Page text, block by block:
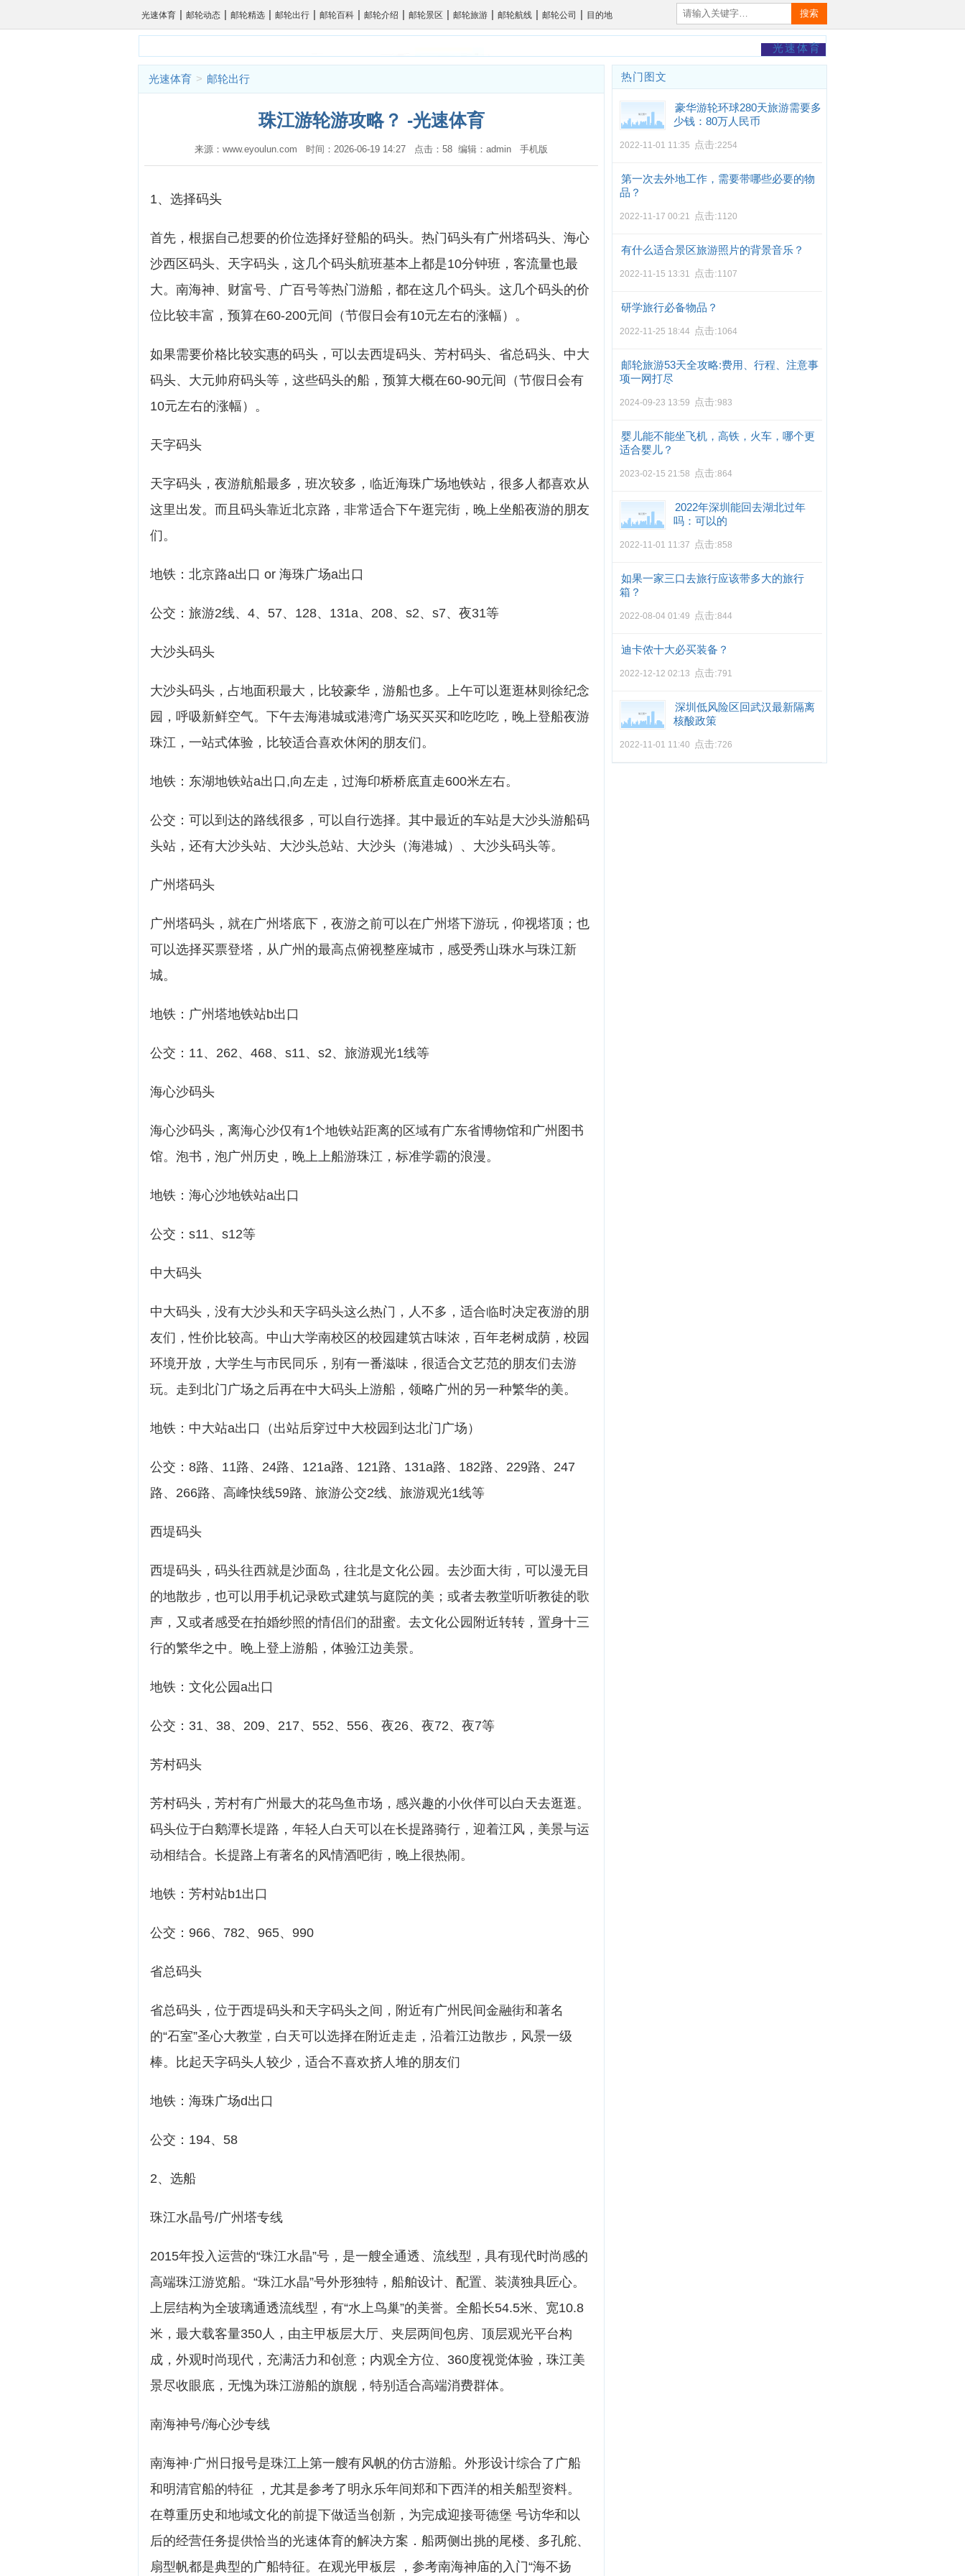
光速体育 | 邮轮动态 | 邮轮精选 | 邮轮出行 | 邮轮百科 | 邮轮介绍 | 邮轮景区 | 邮轮旅游 | 邮轮航线 | 邮轮公司 | 目的地 搜索
光速体育
光速体育 > 邮轮出行
珠江游轮游攻略？ -光速体育
来源：www.eyoulun.com 时间：2026-06-19 14:27 点击：58 编辑：admin 手机版
1、选择码头
首先，根据自己想要的价位选择好登船的码头。热门码头有广州塔码头、海心
沙西区码头、天字码头，这几个码头航班基本上都是10分钟班，客流量也最
大。南海神、财富号、广百号等热门游船，都在这几个码头。这几个码头的价
位比较丰富，预算在60-200元间（节假日会有10元左右的涨幅）。
如果需要价格比较实惠的码头，可以去西堤码头、芳村码头、省总码头、中大
码头、大元帅府码头等，这些码头的船，预算大概在60-90元间（节假日会有
10元左右的涨幅）。
天字码头
天字码头，夜游航船最多，班次较多，临近海珠广场地铁站，很多人都喜欢从
这里出发。而且码头靠近北京路，非常适合下午逛完街，晚上坐船夜游的朋友
们。
地铁：北京路a出口 or 海珠广场a出口
公交：旅游2线、4、57、128、131a、208、s2、s7、夜31等
大沙头码头
大沙头码头，占地面积最大，比较豪华，游船也多。上午可以逛逛林则徐纪念
园，呼吸新鲜空气。下午去海港城或港湾广场买买买和吃吃吃，晚上登船夜游
珠江，一站式体验，比较适合喜欢休闲的朋友们。
地铁：东湖地铁站a出口,向左走，过海印桥桥底直走600米左右。
公交：可以到达的路线很多，可以自行选择。其中最近的车站是大沙头游船码
头站，还有大沙头站、大沙头总站、大沙头（海港城）、大沙头码头等。
广州塔码头
广州塔码头，就在广州塔底下，夜游之前可以在广州塔下游玩，仰视塔顶；也
可以选择买票登塔，从广州的最高点俯视整座城市，感受秀山珠水与珠江新
城。
地铁：广州塔地铁站b出口
公交：11、262、468、s11、s2、旅游观光1线等
海心沙码头
海心沙码头，离海心沙仅有1个地铁站距离的区域有广东省博物馆和广州图书
馆。泡书，泡广州历史，晚上上船游珠江，标准学霸的浪漫。
地铁：海心沙地铁站a出口
公交：s11、s12等
中大码头
中大码头，没有大沙头和天字码头这么热门，人不多，适合临时决定夜游的朋
友们，性价比较高。中山大学南校区的校园建筑古味浓，百年老树成荫，校园
环境开放，大学生与市民同乐，别有一番滋味，很适合文艺范的朋友们去游
玩。走到北门广场之后再在中大码头上游船，领略广州的另一种繁华的美。
地铁：中大站a出口（出站后穿过中大校园到达北门广场）
公交：8路、11路、24路、121a路、121路、131a路、182路、229路、247
路、266路、高峰快线59路、旅游公交2线、旅游观光1线等
西堤码头
西堤码头，码头往西就是沙面岛，往北是文化公园。去沙面大街，可以漫无目
的地散步，也可以用手机记录欧式建筑与庭院的美；或者去教堂听听教徒的歌
声，又或者感受在拍婚纱照的情侣们的甜蜜。去文化公园附近转转，置身十三
行的繁华之中。晚上登上游船，体验江边美景。
地铁：文化公园a出口
公交：31、38、209、217、552、556、夜26、夜72、夜7等
芳村码头
芳村码头，芳村有广州最大的花鸟鱼市场，感兴趣的小伙伴可以白天去逛逛。
码头位于白鹅潭长堤路，年轻人白天可以在长提路骑行，迎着江风，美景与运
动相结合。长提路上有著名的风情酒吧街，晚上很热闹。
地铁：芳村站b1出口
公交：966、782、965、990
省总码头
省总码头，位于西堤码头和天字码头之间，附近有广州民间金融街和著名
的“石室”圣心大教堂，白天可以选择在附近走走，沿着江边散步，风景一级
棒。比起天字码头人较少，适合不喜欢挤人堆的朋友们
地铁：海珠广场d出口
公交：194、58
2、选船
珠江水晶号/广州塔专线
2015年投入运营的“珠江水晶”号，是一艘全通透、流线型，具有现代时尚感的
高端珠江游览船。“珠江水晶”号外形独特，船舶设计、配置、装潢独具匠心。
上层结构为全玻璃通透流线型，有“水上鸟巢”的美誉。全船长54.5米、宽10.8
米，最大载客量350人，由主甲板层大厅、夹层两间包房、顶层观光平台构
成，外观时尚现代，充满活力和创意；内观全方位、360度视觉体验，珠江美
景尽收眼底，无愧为珠江游船的旗舰，特别适合高端消费群体。
南海神号/海心沙专线
南海神·广州日报号是珠江上第一艘有风帆的仿古游船。外形设计综合了广船
和明清官船的特征 ，尤其是参考了明永乐年间郑和下西洋的相关船型资料。
在尊重历史和地域文化的前提下做适当创新，为完成迎接哥德堡 号访华和以
后的经营任务提供恰当的光速体育的解决方案．船两侧出挑的尾楼、多孔舵、
扇型帆都是典型的广船特征。在观光甲板层 ，参考南海神庙的入门“海不扬
热门图文
豪华游轮环球280天旅游需要多
少钱：80万人民币
2022-11-01 11:35 点击:2254
第一次去外地工作，需要带哪些必要的物
品？
2022-11-17 00:21 点击:1120
有什么适合景区旅游照片的背景音乐？
2022-11-15 13:31 点击:1107
研学旅行必备物品？
2022-11-25 18:44 点击:1064
邮轮旅游53天全攻略:费用、行程、注意事
项一网打尽
2024-09-23 13:59 点击:983
婴儿能不能坐飞机，高铁，火车，哪个更
适合婴儿？
2023-02-15 21:58 点击:864
2022年深圳能回去湖北过年
吗：可以的
2022-11-01 11:37 点击:858
如果一家三口去旅行应该带多大的旅行
箱？
2022-08-04 01:49 点击:844
迪卡侬十大必买装备？
2022-12-12 02:13 点击:791
深圳低风险区回武汉最新隔离
核酸政策
2022-11-01 11:40 点击:726